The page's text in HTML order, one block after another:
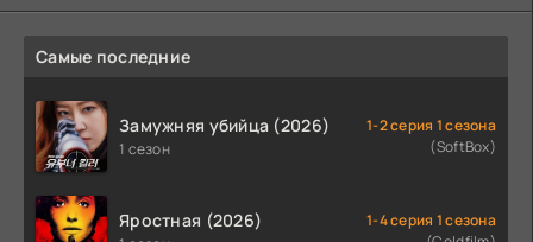
Самые последние
Замужняя убийца (2026)
1 сезон
1-2 серия 1 сезона
(SoftBox)
Яростная (2026)
1-4 серия 1 сезона